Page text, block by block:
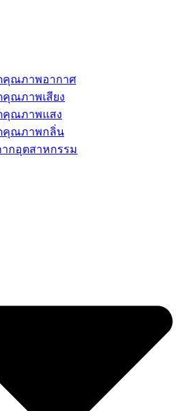
คุณภาพอากาศ
คุณภาพเสียง
คุณภาพแสง
คุณภาพกลิ่น
กอุตสาหกรรม